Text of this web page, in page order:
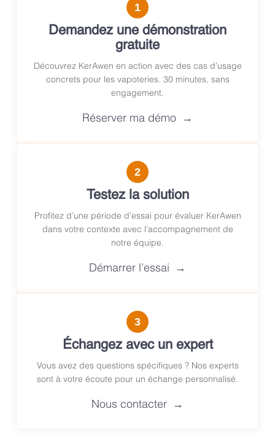
1
Demandez une démonstration
gratuite
Découvrez KerAwen en action avec des cas d’usage
concrets pour les vapoteries. 30 minutes, sans
engagement.
Réserver ma démo
2
Testez la solution
Profitez d’une période d’essai pour évaluer KerAwen
dans votre contexte avec l’accompagnement de
notre équipe.
Démarrer l’essai
3
Échangez avec un expert
Vous avez des questions spécifiques ? Nos experts
sont à votre écoute pour un échange personnalisé.
Nous contacter